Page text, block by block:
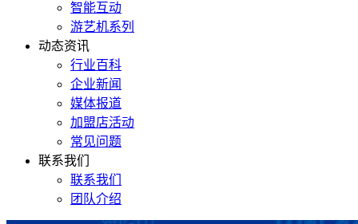
智能互动
游艺机系列
动态资讯
行业百科
企业新闻
媒体报道
加盟店活动
常见问题
联系我们
联系我们
团队介绍